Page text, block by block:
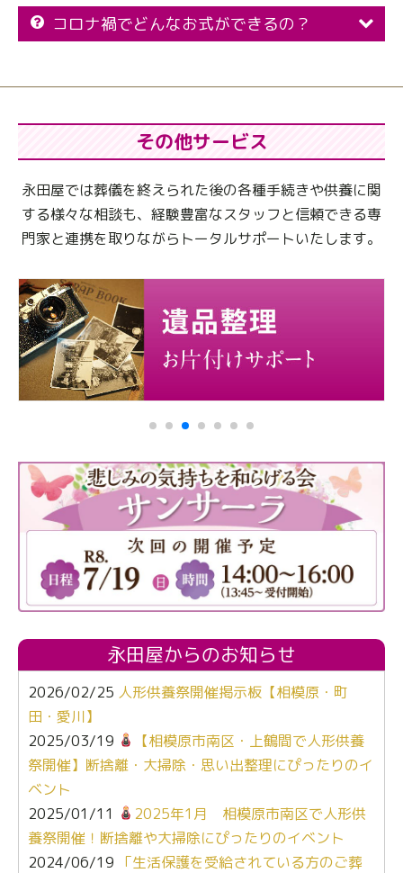
コロナ禍でどんなお式ができるの？
その他サービス
永田屋では葬儀を終えられた後の各種手続きや供養に関
する様々な相談も、 経験豊富なスタッフと信頼できる専
門家と連携を取りながらトータルサポートいたします。
永田屋からのお知らせ
2026/02/25 人形供養祭開催掲示板【相模原・町
田・愛川】
2025/03/19
【相模原市南区・上鶴間で人形供養
祭開催】断捨離・大掃除・思い出整理にぴったりのイ
ベント
2025/01/11
2025年1月 相模原市南区で人形供
養祭開催！断捨離や大掃除にぴったりのイベント
2024/06/19 「生活保護を受給されている方のご葬